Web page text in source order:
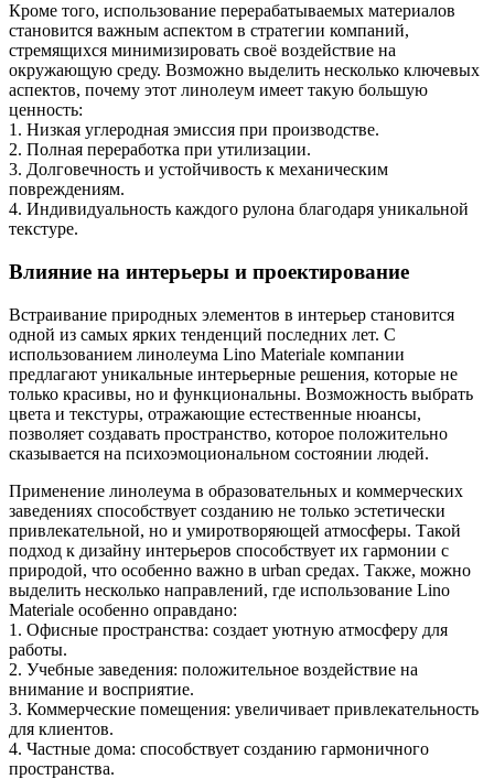
Кроме того, использование перерабатываемых материалов
становится важным аспектом в стратегии компаний,
стремящихся минимизировать своё воздействие на
окружающую среду. Возможно выделить несколько ключевых
аспектов, почему этот линолеум имеет такую большую
ценность:
1. Низкая углеродная эмиссия при производстве.
2. Полная переработка при утилизации.
3. Долговечность и устойчивость к механическим
повреждениям.
4. Индивидуальность каждого рулона благодаря уникальной
текстуре.
Влияние на интерьеры и проектирование
Встраивание природных элементов в интерьер становится
одной из самых ярких тенденций последних лет. С
использованием линолеума Lino Materiale компании
предлагают уникальные интерьерные решения, которые не
только красивы, но и функциональны. Возможность выбрать
цвета и текстуры, отражающие естественные нюансы,
позволяет создавать пространство, которое положительно
сказывается на психоэмоциональном состоянии людей.
Применение линолеума в образовательных и коммерческих
заведениях способствует созданию не только эстетически
привлекательной, но и умиротворяющей атмосферы. Такой
подход к дизайну интерьеров способствует их гармонии с
природой, что особенно важно в urban средах. Также, можно
выделить несколько направлений, где использование Lino
Materiale особенно оправдано:
1. Офисные пространства: создает уютную атмосферу для
работы.
2. Учебные заведения: положительное воздействие на
внимание и восприятие.
3. Коммерческие помещения: увеличивает привлекательность
для клиентов.
4. Частные дома: способствует созданию гармоничного
пространства.